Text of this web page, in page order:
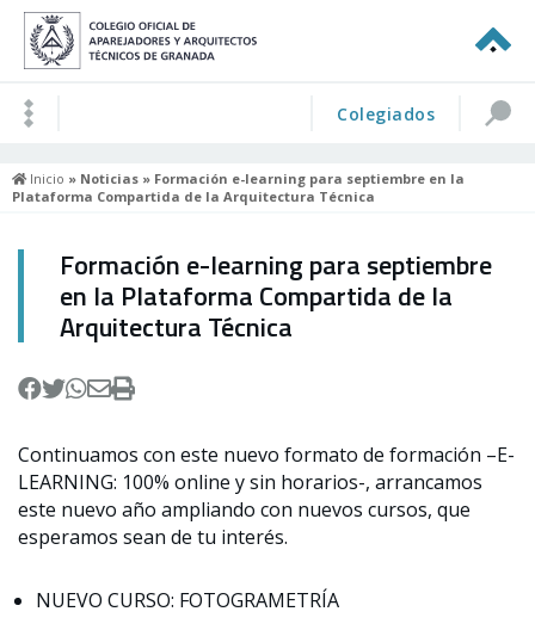
Colegiados
Inicio » Noticias » Formación e-learning para septiembre en la
Plataforma Compartida de la Arquitectura Técnica
Formación e-learning para septiembre
en la Plataforma Compartida de la
Arquitectura Técnica
Continuamos con este nuevo formato de formación –E-
LEARNING: 100% online y sin horarios-, arrancamos
este nuevo año ampliando con nuevos cursos, que
esperamos sean de tu interés.
NUEVO CURSO: FOTOGRAMETRÍA